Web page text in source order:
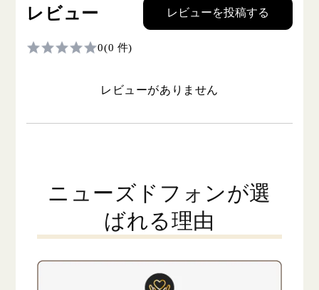
レビュー レビューを投稿する
0(0 件)
レビューがありません
ニューズドフォンが選
ばれる理由